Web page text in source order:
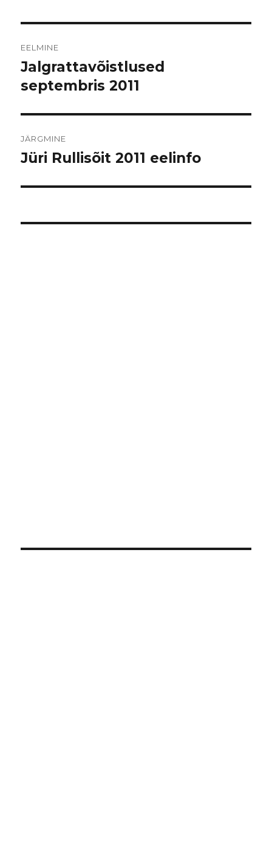
EELMINE
Eelmine
postitus:
Jalgrattavõistlused
septembris 2011
JÄRGMINE
Järgmine
Jüri Rullisõit 2011 eelinfo